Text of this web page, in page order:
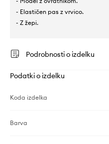
- Elastičen pas z vrvico.
- Z žepi.
Podrobnosti o izdelku
Podatki o izdelku
Koda izdelka
Barva